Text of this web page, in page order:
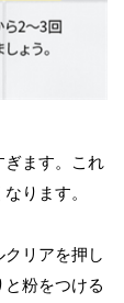
ぎます。これ
ります。
リアを押し
粉をつける